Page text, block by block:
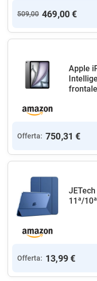
509,00 469,00 €
Apple
Offerta: 750,31 €
11ª/
Offerta: 13,99 €